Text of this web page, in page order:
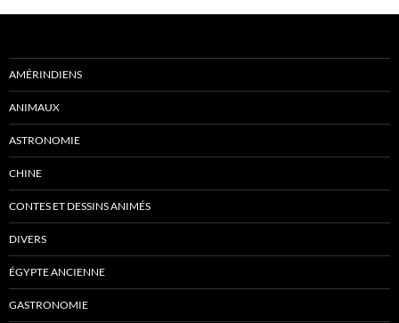
AMÉRINDIENS
ANIMAUX
ASTRONOMIE
CHINE
CONTES ET DESSINS ANIMÉS
DIVERS
ÉGYPTE ANCIENNE
GASTRONOMIE